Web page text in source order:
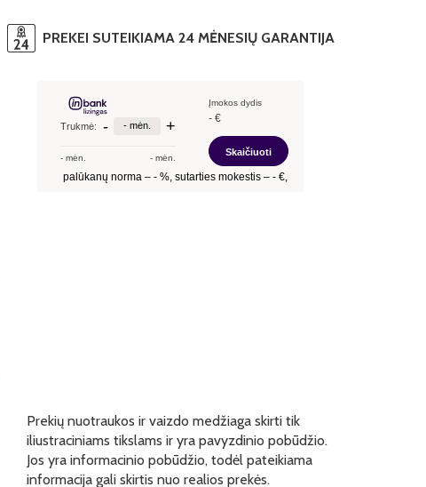
PREKEI SUTEIKIAMA 24 MĖNESIŲ GARANTIJA
Prekių nuotraukos ir vaizdo medžiaga skirti tik
iliustraciniams tikslams ir yra pavyzdinio pobūdžio.
Jos yra informacinio pobūdžio, todėl pateikiama
informacija gali skirtis nuo realios prekės.